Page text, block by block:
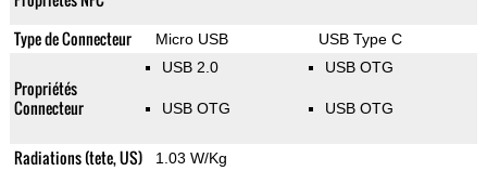
Type de Connecteur Micro USB USB Type C
Propriétés
Connecteur
USB 2.0
USB OTG
USB OTG
USB OTG
Radiations (tete, US) 1.03 W/Kg